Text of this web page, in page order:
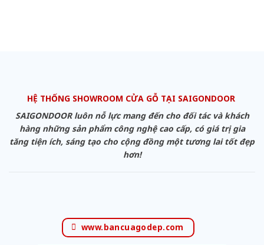
HỆ THỐNG SHOWROOM CỬA GỖ TẠI SAIGONDOOR
SAIGONDOOR luôn nỗ lực mang đến cho đối tác và khách
hàng những sản phẩm công nghệ cao cấp, có giá trị gia
tăng tiện ích, sáng tạo cho cộng đồng một tương lai tốt đẹp
hơn!
www.bancuagodep.com